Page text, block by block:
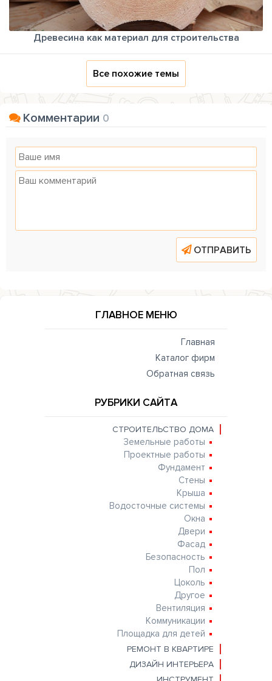
Древесина как материал для строительства
Все похожие темы
Комментарии 0
ОТПРАВИТЬ
ГЛАВНОЕ МЕНЮ
Главная
Каталог фирм
Обратная связь
РУБРИКИ САЙТА
СТРОИТЕЛЬСТВО ДОМА
Земельные работы
Проектные работы
Фундамент
Стены
Крыша
Водосточные системы
Окна
Двери
Фасад
Безопасность
Пол
Цоколь
Другое
Вентиляция
Коммуникации
Площадка для детей
РЕМОНТ В КВАРТИРЕ
ДИЗАЙН ИНТЕРЬЕРА